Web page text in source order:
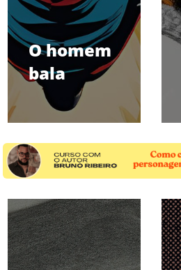
O homem
bala